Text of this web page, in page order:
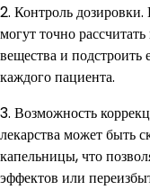
2. Контроль
могут точно
вещества и
каждого пациента.
3. Возможность
лекарства может быть
капельницы, что
эффектов или